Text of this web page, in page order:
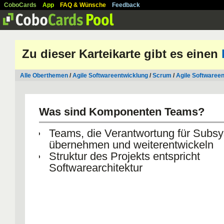
CoboCards App FAQ & Wünsche Feedback
Zu dieser Karteikarte gibt es einen
Alle Oberthemen /Agile Softwareentwicklung /Scrum /Agile
Was sind Komponenten Teams?
Teams, die Verantwortung für
übernehmen und weiterentwickeln
Struktur des Projekts entspricht
Softwarearchitektur